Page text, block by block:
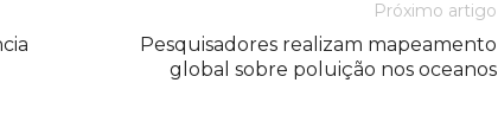
Próximo artigo
Pesquisadores realizam mapeamento
global sobre poluição nos oceanos